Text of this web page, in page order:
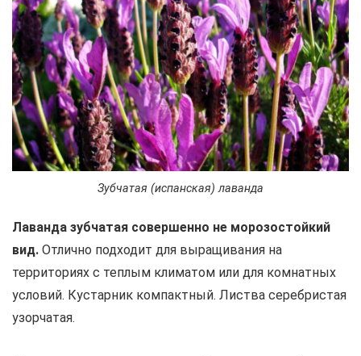
Зубчатая (испанская) лаванда
Лаванда зубчатая совершенно не морозостойкий
вид. Отлично подходит для выращивания на
территориях с теплым климатом или для комнатных
условий. Кустарник компактный. Листва серебристая
узорчатая.